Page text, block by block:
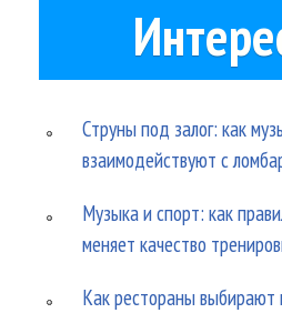
Струны под залог: как
взаимодействуют с
Музыка и спорт: как
меняет качество
Как рестораны выбирают